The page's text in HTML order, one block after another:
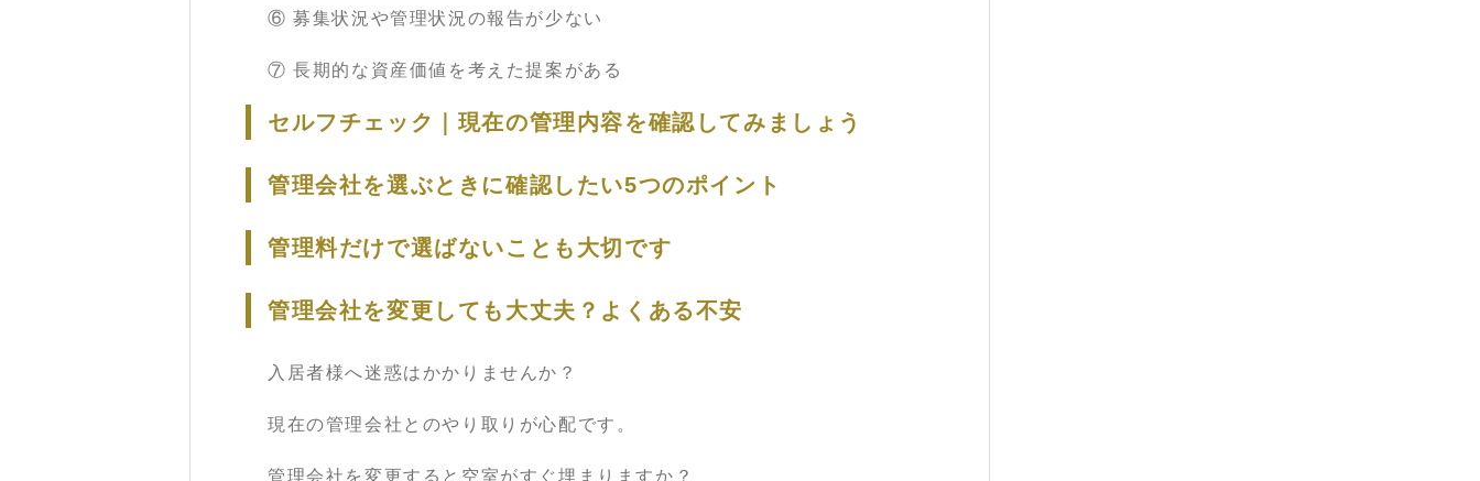
⑥ 募集状況や管理状況の報告が少ない
⑦ 長期的な資産価値を考えた提案がある
セルフチェック｜現在の管理内容を確認してみましょう
管理会社を選ぶときに確認したい5つのポイント
管理料だけで選ばないことも大切です
管理会社を変更しても大丈夫？よくある不安
入居者様へ迷惑はかかりませんか？
現在の管理会社とのやり取りが心配です。
管理会社を変更すると空室がすぐ埋まりますか？